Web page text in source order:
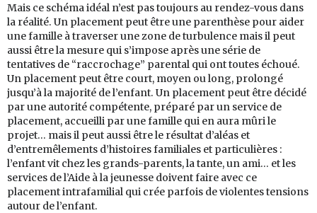
Mais ce schéma idéal n’est pas toujours au rendez-vous dans
la réalité. Un placement peut être une parenthèse pour aider
une famille à traverser une zone de turbulence mais il peut
aussi être la mesure qui s’impose après une série de
tentatives de “raccrochage” parental qui ont toutes échoué.
Un placement peut être court, moyen ou long, prolongé
jusqu’à la majorité de l’enfant. Un placement peut être décidé
par une autorité compétente, préparé par un service de
placement, accueilli par une famille qui en aura mûri le
projet… mais il peut aussi être le résultat d’aléas et
d’entremêlements d’histoires familiales et particulières :
l’enfant vit chez les grands-parents, la tante, un ami… et les
services de l’Aide à la jeunesse doivent faire avec ce
placement intrafamilial qui crée parfois de violentes tensions
autour de l’enfant.